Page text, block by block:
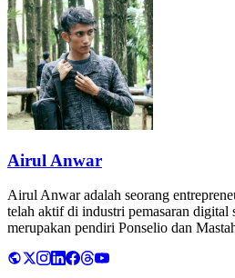
Airul Anwar
Airul Anwar adalah seorang
telah aktif di industri pemasaran digital
merupakan pendiri Ponselio dan